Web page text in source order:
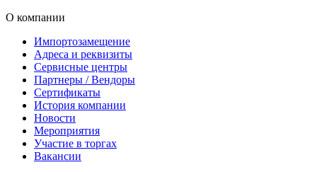
О компании
Импортозамещение
Адреса и реквизиты
Сервисные центры
Партнеры / Вендоры
Сертификаты
История компании
Новости
Мероприятия
Участие в торгах
Вакансии